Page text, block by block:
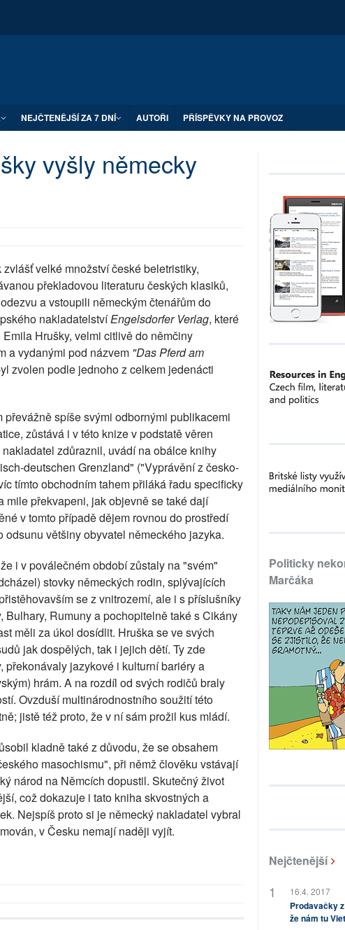
NEJČTENĚJŠÍ ZA 7 DNÍ AUTOŘI PŘÍSPĚVKY NA PROVOZ
vyšly německy
velké množství české beletristiky,
překladovou literaturu českých klasiků,
a vstoupili německým čtenářům do
nakladatelstvíEngelsdorfer Verlag, které
Hrušky, velmi citlivě do němčiny
a vydanými pod názvem "Das Pferd am
zvolen podle jednoho z celkem jedenácti
spíše svými odbornými publikacemi
zůstává i v této knize v podstatě věren
zdůraznil, uvádí na obálce knihy
deutschen Grenzland" ("Vyprávění z česko-
tímto obchodním tahem přiláká řadu specificky
mile překvapeni, jak objevně se také dají
v tomto případě dějem rovnou do prostředí
většiny obyvatel německého jazyka.
i v poválečném období zůstaly na "svém"
stovky německých rodin, splývajících
se z vnitrozemí, ale i s příslušníky
Rumuny a pochopitelně také s Cikány
měli za úkol dosídlit. Hruška se ve svých
jak dospělých, tak i jejich dětí. Ty zde
jazykové i kulturní bariéry a
hrám. A na rozdíl od svých rodičů braly
Ovzduší multinárodnostního soužití této
jistě též proto, že v ní sám prožil kus mládí.
kladně také z důvodu, že se obsahem
masochismu", při němž člověku vstávají
národ na Němcích dopustil. Skutečný život
což dokazuje i tato kniha skvostných a
Nejspíš proto si je německý nakladatel vybral
v Česku nemají naději vyjít.
Politicky
Marčáka
Nejčtenější
16.4. 2017
Prodavačky
že nám tu